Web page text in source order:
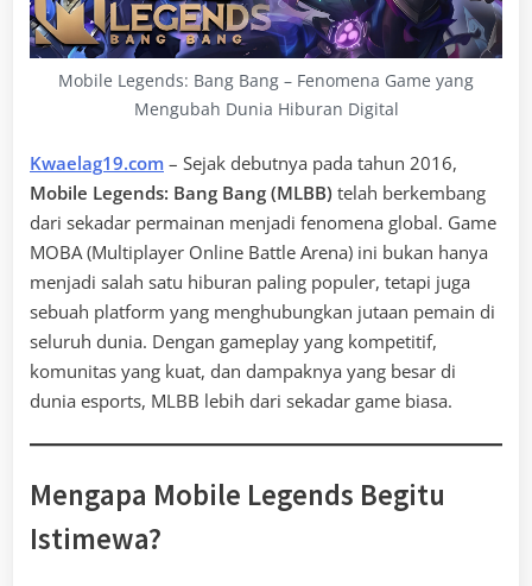
Mobile Legends: Bang Bang – Fenomena Game yang
Mengubah Dunia Hiburan Digital
Kwaelag19.com – Sejak debutnya pada tahun 2016,
Mobile Legends: Bang Bang (MLBB) telah berkembang
dari sekadar permainan menjadi fenomena global. Game
MOBA (Multiplayer Online Battle Arena) ini bukan hanya
menjadi salah satu hiburan paling populer, tetapi juga
sebuah platform yang menghubungkan jutaan pemain di
seluruh dunia. Dengan gameplay yang kompetitif,
komunitas yang kuat, dan dampaknya yang besar di
dunia esports, MLBB lebih dari sekadar game biasa.
Mengapa Mobile Legends Begitu
Istimewa?